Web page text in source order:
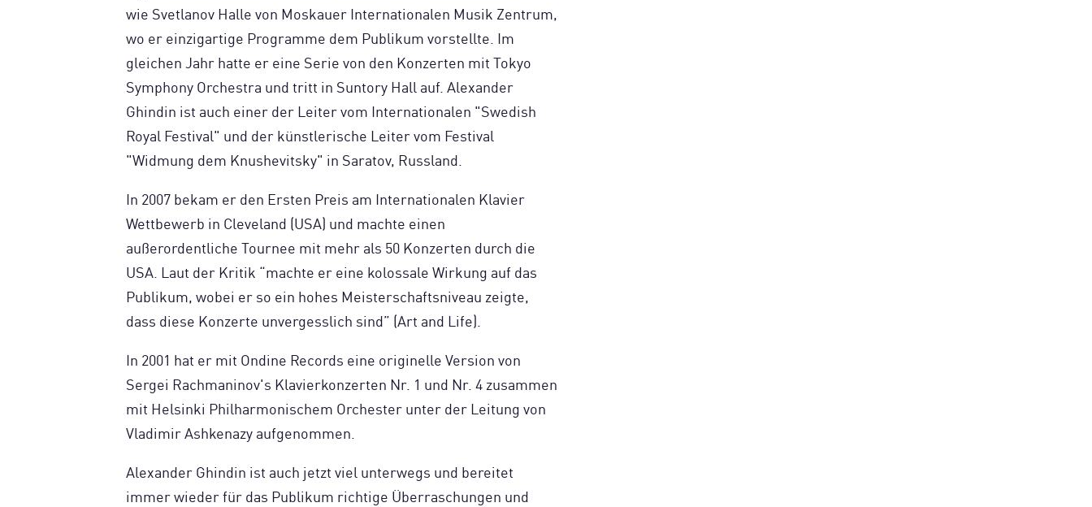
wie Svetlanov Halle von Moskauer Internationalen Musik Zentrum,
wo er einzigartige Programme dem Publikum vorstellte. Im
gleichen Jahr hatte er eine Serie von den Konzerten mit Tokyo
Symphony Orchestra und tritt in Suntory Hall auf. Alexander
Ghindin ist auch einer der Leiter vom Internationalen "Swedish
Royal Festival" und der künstlerische Leiter vom Festival
"Widmung dem Knushevitsky" in Saratov, Russland.
In 2007 bekam er den Ersten Preis am Internationalen Klavier
Wettbewerb in Cleveland (USA) und machte einen
außerordentliche Tournee mit mehr als 50 Konzerten durch die
USA. Laut der Kritik “machte er eine kolossale Wirkung auf das
Publikum, wobei er so ein hohes Meisterschaftsniveau zeigte,
dass diese Konzerte unvergesslich sind” (Art and Life).
In 2001 hat er mit Ondine Records eine originelle Version von
Sergei Rachmaninov's Klavierkonzerten Nr. 1 und Nr. 4 zusammen
mit Helsinki Philharmonischem Orchester unter der Leitung von
Vladimir Ashkenazy aufgenommen.
Alexander Ghindin ist auch jetzt viel unterwegs und bereitet
immer wieder für das Publikum richtige Überraschungen und